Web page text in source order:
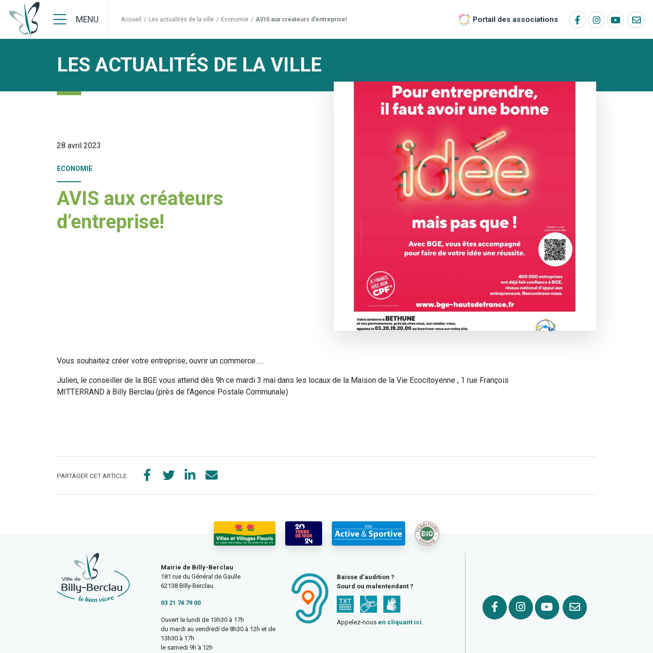
MENU Accueil / Les actualités de la ville / Economie / AVIS aux créateurs d’entreprise! Portail des associations
LES ACTUALITÉS DE LA VILLE
28 avril 2023
ECONOMIE
AVIS aux créateurs
d’entreprise!
Vous souhaitez créer votre entreprise, ouvrir un commerce…..
Julien, le conseiller de la BGE vous attend dès 9h ce mardi 3 mai dans les locaux de la Maison de la Vie Ecocitoyenne , 1 rue François
MITTERRAND à Billy Berclau (près de l’Agence Postale Communale)
PARTAGER CET ARTICLE
Mairie de Billy-Berclau
181 rue du Général de Gaulle
62138 Billy-Berclau
03 21 74 79 00
Ouvert le lundi de 13h30 à 17h
du mardi au vendredi de 8h30 à 12h et de
13h30 à 17h
le samedi 9h à 12h
Baisse d’audition ?
Sourd ou malentendant ?
Appelez-nous en cliquant ici.